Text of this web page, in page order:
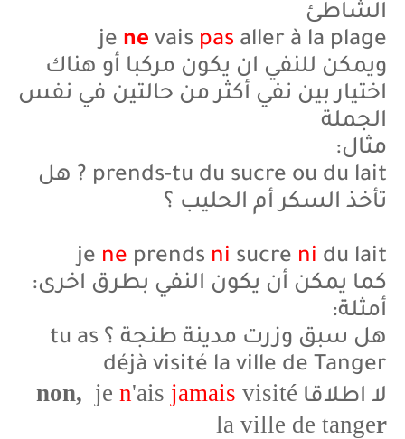
الشاطئ
je ne vais pas aller à la plage
ويمكن للنفي ان يكون مركبا أو هناك
اختيار بين نفي أكثر من حالتين في نفس
الجملة
مثال:
prends-tu du sucre ou du lait ? هل
تأخذ السكر أم الحليب ؟
je ne prends ni sucre ni du lait
كما يمكن أن يكون النفي بطرق اخرى:
أمثلة:
هل سبق وزرت مدينة طنجة ؟ tu as
déjà visité la ville de Tanger
لا اطلاقا
non, je n'ais jamais visité
la ville de tanger